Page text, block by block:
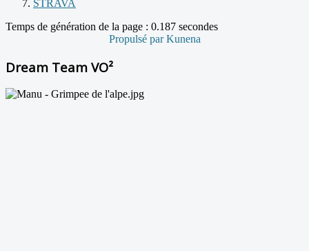
STRAVA
Temps de génération de la page : 0.187 secondes
Propulsé parKunena
Dream Team VO²